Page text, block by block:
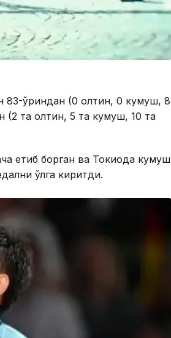
83-ўриндан (0 олтин, 0 кумуш, 8
(2 та олтин, 5 та кумуш, 10 та
етиб борган ва Токиода кумуш
қўлга киритди.